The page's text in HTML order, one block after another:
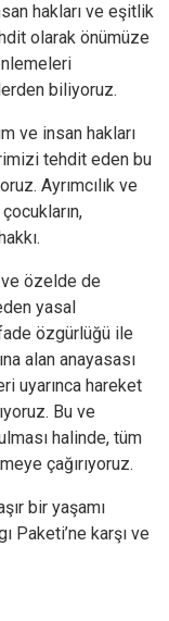
hakları ve eşitlik
olarak önümüze
biliyoruz.
ve insan hakları
tehdit eden bu
Ayrımcılık ve
ve özelde de
yasal
özgürlüğü ile
alan anayasası
uyarınca hareket
Bu ve
halinde, tüm
çağırıyoruz.
bir yaşamı
Paketi’ne karşı ve